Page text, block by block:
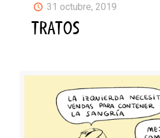
31 octubre, 2019
TRATOS